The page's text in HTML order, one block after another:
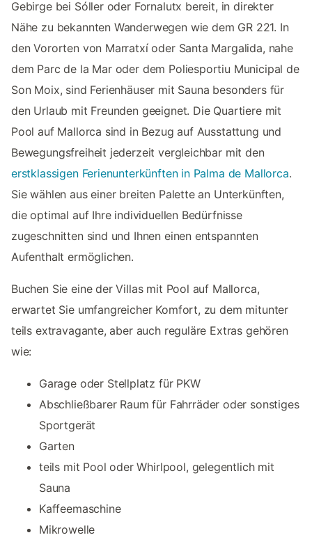
Gebirge bei Sóller oder Fornalutx bereit, in direkter
Nähe zu bekannten Wanderwegen wie dem GR 221. In
den Vororten von Marratxí oder Santa Margalida, nahe
dem Parc de la Mar oder dem Poliesportiu Municipal de
Son Moix, sind Ferienhäuser mit Sauna besonders für
den Urlaub mit Freunden geeignet. Die Quartiere mit
Pool auf Mallorca sind in Bezug auf Ausstattung und
Bewegungsfreiheit jederzeit vergleichbar mit den
erstklassigen Ferienunterkünften in Palma de Mallorca.
Sie wählen aus einer breiten Palette an Unterkünften,
die optimal auf Ihre individuellen Bedürfnisse
zugeschnitten sind und Ihnen einen entspannten
Aufenthalt ermöglichen.
Buchen Sie eine der Villas mit Pool auf Mallorca,
erwartet Sie umfangreicher Komfort, zu dem mitunter
teils extravagante, aber auch reguläre Extras gehören
wie:
Garage oder Stellplatz für PKW
Abschließbarer Raum für Fahrräder oder sonstiges
Sportgerät
Garten
teils mit Pool oder Whirlpool, gelegentlich mit
Sauna
Kaffeemaschine
Mikrowelle